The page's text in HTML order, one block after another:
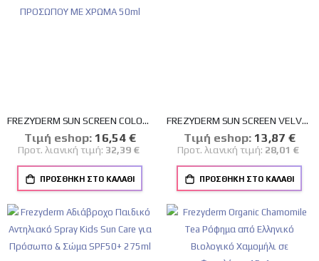
FREZYDERM SUN SCREEN COLOR VELVET FACE CREAM SPF 50+ ΑΝΤΗΛΙΑΚΗ ΚΡΕΜΑ ΠΡΟΣΩΠΟΥ ΜΕ ΧΡΩΜΑ 50ml
Tιμή eshop: Ειδική
Τιμή
16,54 €
Προτ. λιανική τιμή: 32,39 €
ΠΡΟΣΘΉΚΗ ΣΤΟ ΚΑΛΆΘΙ
FREZYDERM SUN SCREEN VELVET FACE SPF 50+ 50ml
Tιμή eshop: Ειδική
Τιμή
13,87 €
Προτ. λιανική τιμή: 28,01 €
ΠΡΟΣΘΉΚΗ ΣΤΟ ΚΑΛΆΘΙ